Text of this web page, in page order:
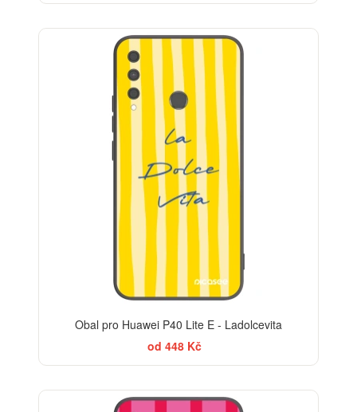
Obal pro Huawei P40 Lite E - Ladolcevita
od 448 Kč